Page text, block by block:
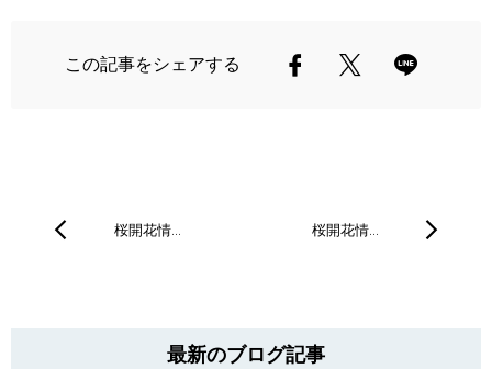
この記事をシェアする
桜開花情… 桜開花情…
最新のブログ記事